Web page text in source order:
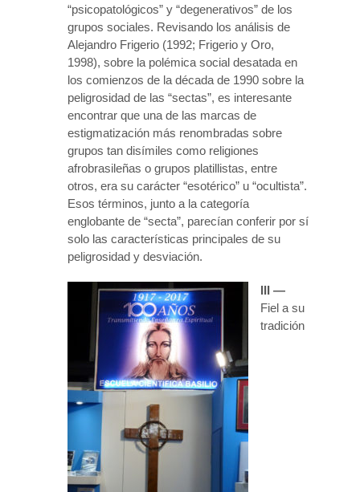
“psicopatológicos” y “degenerativos” de los
grupos sociales. Revisando los análisis de
Alejandro Frigerio (1992; Frigerio y Oro,
1998), sobre la polémica social desatada en
los comienzos de la década de 1990 sobre la
peligrosidad de las “sectas”, es interesante
encontrar que una de las marcas de
estigmatización más renombradas sobre
grupos tan disímiles como religiones
afrobrasileñas o grupos platillistas, entre
otros, era su carácter “esotérico” u “ocultista”.
Esos términos, junto a la categoría
englobante de “secta”, parecían conferir por sí
solo las características principales de su
peligrosidad y desviación.
III —
Fiel a su
tradición